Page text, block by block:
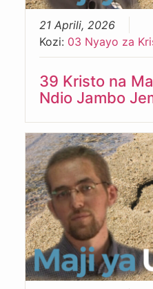
21 Aprili, 2026
Kozi: 03 Nyayo za
39 Kristo na
Ndio Jambo